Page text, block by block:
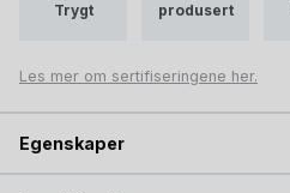
Trygt
produsert
Les mer om sertifiseringene her.
Egenskaper